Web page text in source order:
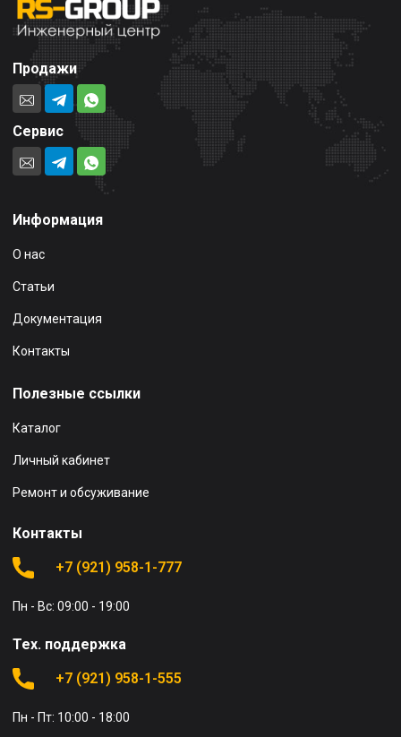
Продажи
Сервис
Информация
О нас
Статьи
Документация
Контакты
Полезные ссылки
Каталог
Личный кабинет
Ремонт и обсуживание
Контакты
+7 (921) 958-1-777
Пн - Вс: 09:00 - 19:00
Тех. поддержка
+7 (921) 958-1-555
Пн - Пт: 10:00 - 18:00